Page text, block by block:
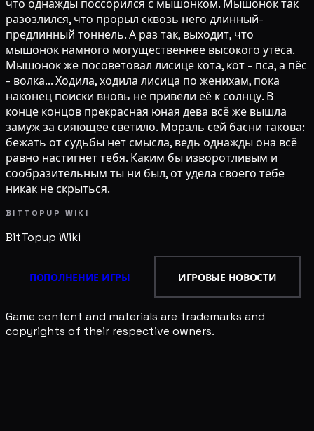
что однажды поссорился с мышонком. Мышонок так
разозлился, что прорыл сквозь него длинный-
предлинный тоннель. А раз так, выходит, что
мышонок намного могущественнее высокого утёса.
Мышонок же посоветовал лисице кота, кот - пса, а пёс
- волка... Ходила, ходила лисица по женихам, пока
наконец поиски вновь не привели её к солнцу. В
конце концов прекрасная юная дева всё же вышла
замуж за сияющее светило. Мораль сей басни такова:
бежать от судьбы нет смысла, ведь однажды она всё
равно настигнет тебя. Каким бы изворотливым и
сообразительным ты ни был, от удела своего тебе
никак не скрыться.
BITTOPUP WIKI
BitTopup Wiki
ПОПОЛНЕНИЕ ИГРЫ ИГРОВЫЕ НОВОСТИ
Game content and materials are trademarks and
copyrights of their respective owners.